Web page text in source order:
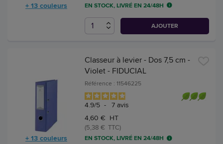
+ 13 couleurs
EN STOCK, LIVRÉ EN 24/48H
AJOUTER
+ 13 couleurs
Classeur à levier - Dos 7,5 cm -
Violet - FIDUCIAL
Référence : 11546225
4.9/5 - 7 avis
4,60 € HT
(5,38 € TTC)
EN STOCK, LIVRÉ EN 24/48H